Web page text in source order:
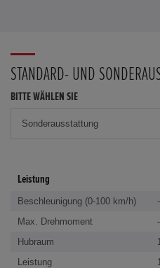
STANDARD- UND
BITTE WÄHLEN SIE
Leistung
Beschleunigung (0-100 km/h)
-
Max. Drehmoment
-
Hubraum
Leistung